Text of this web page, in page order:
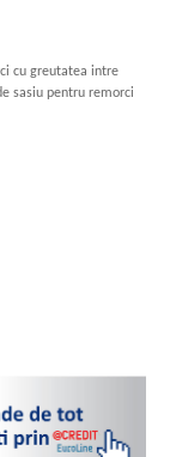
cu greutatea intre
sasiu pentru remorci